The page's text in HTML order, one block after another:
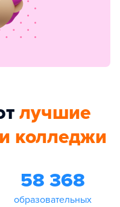
лучшие
колледжи
58 368
образовательных